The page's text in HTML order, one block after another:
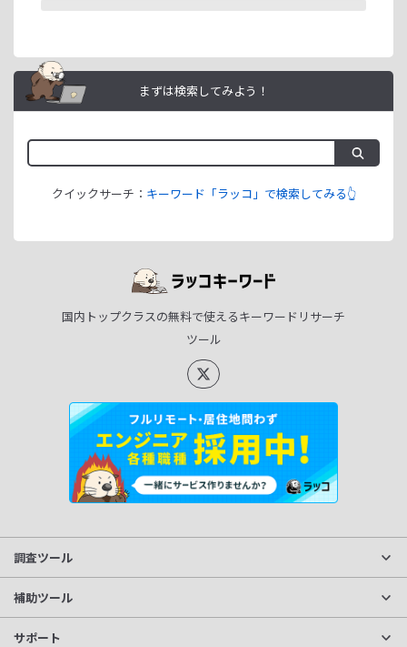
まずは検索してみよう！
クイックサーチ： キーワード「ラッコ」で検索してみる👆
国内トップクラスの無料で使えるキーワードリサーチ
ツール
調査ツール
サイト分析
獲得キーワード調査
補助ツール
文字数カウント
サポート